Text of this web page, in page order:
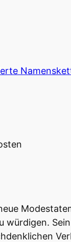
würdigen.